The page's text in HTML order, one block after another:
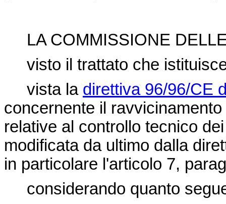
LA COMMISSIONE
visto il trattato che
vista la direttiva 96/96/CE
concernente il
relative al controllo tecnico
modificata da ultimo dalla
in particolare l'articolo 7,
considerando quanto